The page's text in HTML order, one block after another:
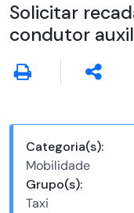
Solicitar
condutor
Categoria(s):
Mobilidade
Grupo(s):
Taxi